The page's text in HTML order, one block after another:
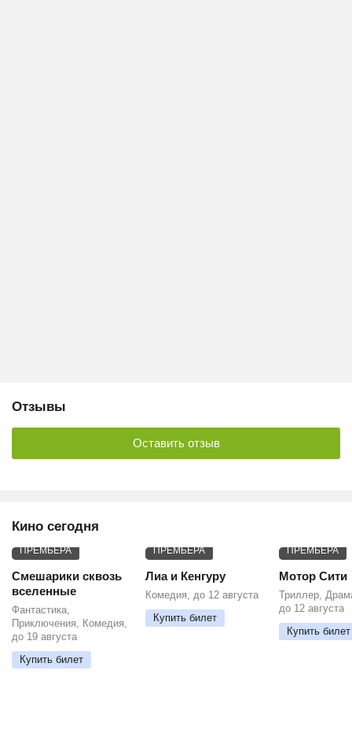
Отзывы
Оставить отзыв
Кино сегодня
ПРЕМЬЕРА
Смешарики сквозь
вселенные
Фантастика,
Приключения, Комедия,
до 19 августа
Купить билет
ПРЕМЬЕРА
Лиа и Кенгуру
Комедия, до 12 августа
Купить билет
ПРЕМЬЕРА
Мотор Сити
Триллер,
до 12 августа
Купить билет